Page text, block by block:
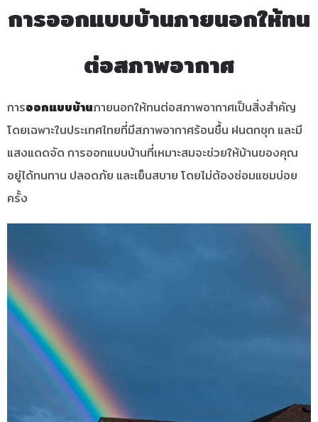
การออกแบบบ้านภายนอกให้ทน
ต่อสภาพอากาศ
การออกแบบบ้านภายนอกให้ทนต่อสภาพอากาศเป็นสิ่งสำคัญ
โดยเฉพาะในประเทศไทยที่มีสภาพอากาศร้อนชื้น ฝนตกชุก และมี
แสงแดดจัด การออกแบบบ้านที่เหมาะสมจะช่วยให้บ้านของคุณ
อยู่ได้ทนทาน ปลอดภัย และเย็นสบาย โดยไม่ต้องซ่อมแซมบ่อย
ครั้ง